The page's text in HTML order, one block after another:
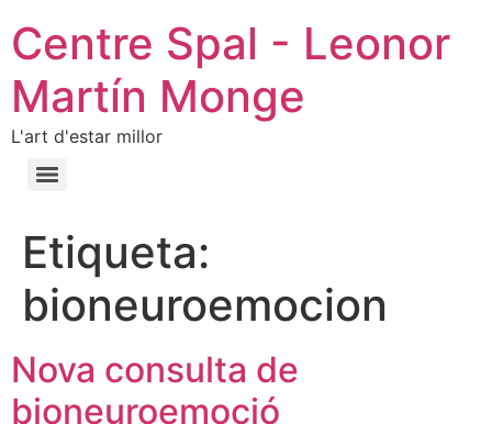
Centre Spal - Leonor
Martín Monge
L'art d'estar millor
Etiqueta:
bioneuroemocion
Nova consulta de
bioneuroemoció